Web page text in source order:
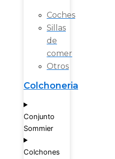
Coches
Sillas
de
comer
Otros
Colchoneria
Conjunto
Sommier
Colchones